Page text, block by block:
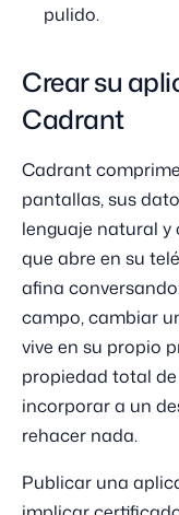
pulido.
Crear su
Cadrant
Cadrant
pantallas, sus
lenguaje natural
que abre en su
afina
campo, cambiar
vive en su propio
propiedad total
incorporar a un
rehacer nada.
Publicar una